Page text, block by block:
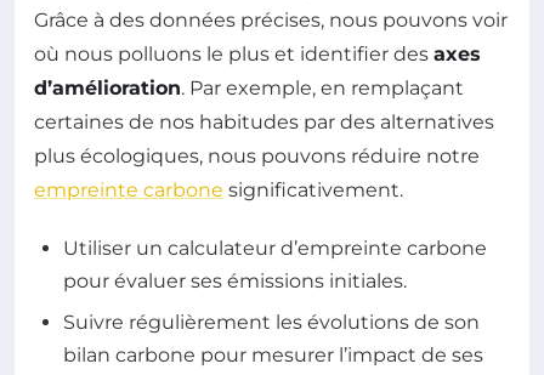
Grâce à des données précises, nous pouvons voir
où nous polluons le plus et identifier des axes
d’amélioration. Par exemple, en remplaçant
certaines de nos habitudes par des alternatives
plus écologiques, nous pouvons réduire notre
empreinte carbone significativement.
Utiliser un calculateur d’empreinte carbone
pour évaluer ses émissions initiales.
Suivre régulièrement les évolutions de son
bilan carbone pour mesurer l’impact de ses